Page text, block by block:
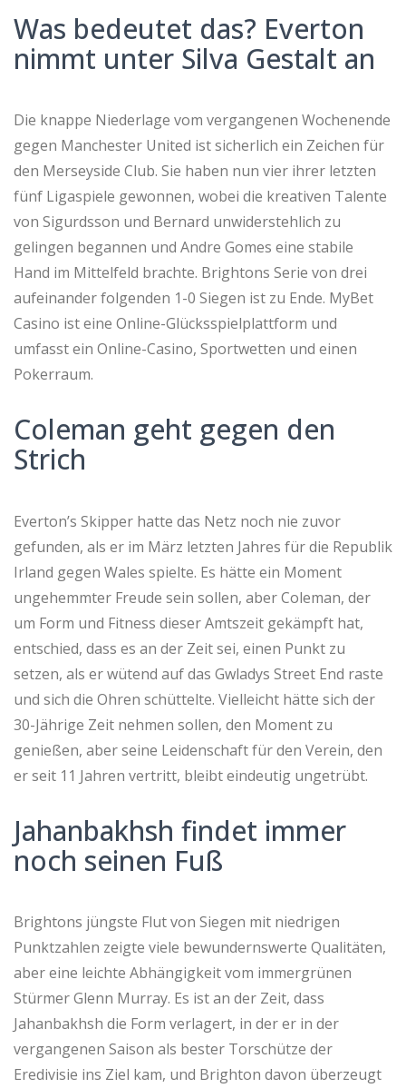
Was bedeutet das? Everton
nimmt unter Silva Gestalt an
Die knappe Niederlage vom vergangenen Wochenende
gegen Manchester United ist sicherlich ein Zeichen für
den Merseyside Club. Sie haben nun vier ihrer letzten
fünf Ligaspiele gewonnen, wobei die kreativen Talente
von Sigurdsson und Bernard unwiderstehlich zu
gelingen begannen und Andre Gomes eine stabile
Hand im Mittelfeld brachte. Brightons Serie von drei
aufeinander folgenden 1-0 Siegen ist zu Ende. MyBet
Casino ist eine Online-Glücksspielplattform und
umfasst ein Online-Casino, Sportwetten und einen
Pokerraum.
Coleman geht gegen den
Strich
Everton’s Skipper hatte das Netz noch nie zuvor
gefunden, als er im März letzten Jahres für die Republik
Irland gegen Wales spielte. Es hätte ein Moment
ungehemmter Freude sein sollen, aber Coleman, der
um Form und Fitness dieser Amtszeit gekämpft hat,
entschied, dass es an der Zeit sei, einen Punkt zu
setzen, als er wütend auf das Gwladys Street End raste
und sich die Ohren schüttelte. Vielleicht hätte sich der
30-Jährige Zeit nehmen sollen, den Moment zu
genießen, aber seine Leidenschaft für den Verein, den
er seit 11 Jahren vertritt, bleibt eindeutig ungetrübt.
Jahanbakhsh findet immer
noch seinen Fuß
Brightons jüngste Flut von Siegen mit niedrigen
Punktzahlen zeigte viele bewundernswerte Qualitäten,
aber eine leichte Abhängigkeit vom immergrünen
Stürmer Glenn Murray. Es ist an der Zeit, dass
Jahanbakhsh die Form verlagert, in der er in der
vergangenen Saison als bester Torschütze der
Eredivisie ins Ziel kam, und Brighton davon überzeugt